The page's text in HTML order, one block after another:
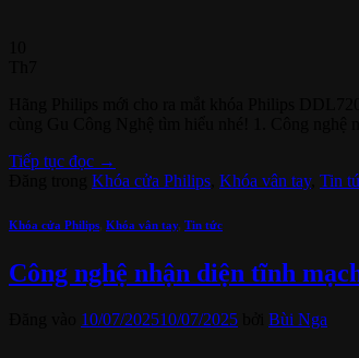
Tiếp tục đọc →
Khóa cửa Philips Khóa vân tay, Tin
Khóa cửa Philips Khóa vân tay, Tin tức
Công nghệ nhận diện tĩnh
10/07/202510/07/2025 Bùi Nga